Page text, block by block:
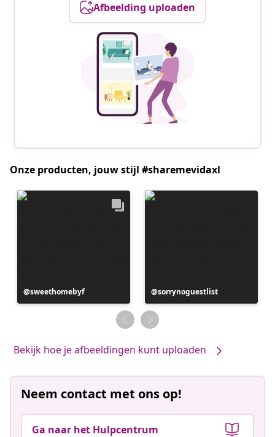
Afbeelding uploaden
Onze producten, jouw stijl #sharemevidaxl
Bericht
gepubliceerd
sweethomebyf
Bericht
gepubliceerd
door
sorrynoguestlist
Bekijk hoe je afbeeldingen kunt uploaden
Neem contact met ons op!
Ga naar het Hulpcentrum